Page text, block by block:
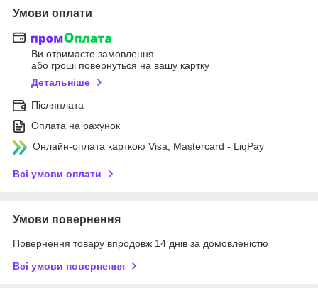
Умови оплати
Ви отримаєте замовлення
або гроші повернуться на вашу картку
Детальніше
Післяплата
Оплата на рахунок
Онлайн-оплата карткою Visa, Mastercard - LiqPay
Всі умови оплати
Умови повернення
Повернення товару впродовж 14 днів за домовленістю
Всі умови повернення